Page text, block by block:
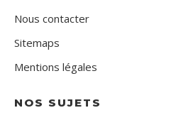
Nous contacter
Sitemaps
Mentions légales
NOS SUJETS